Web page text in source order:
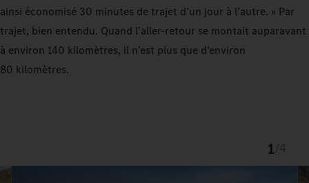
ainsi économisé 30 minutes de trajet d’un jour à l’autre. » Par
trajet, bien entendu. Quand l’aller-retour se montait auparavant
à environ 140 kilomètres, il n’est plus que d’environ
80 kilomètres.
1